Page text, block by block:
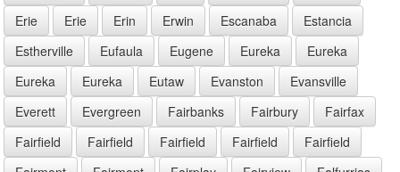
Erie
Erie Erin Erwin Escanaba
Estancia
Estherville
Eufaula Eugene Eureka
Eureka
Eureka
Eureka Eutaw Evanston
Evansville
Everett
Evergreen Fairbanks Fairbury
Fairfax
Fairfield
Fairfield Fairfield Fairfield
Fairfield